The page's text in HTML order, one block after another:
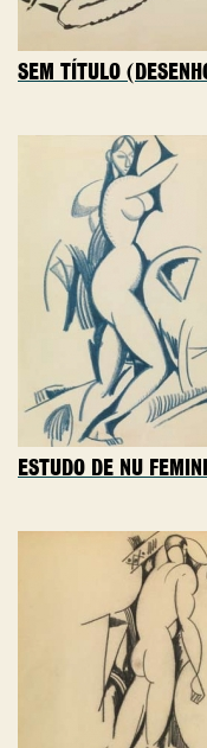
SEM TÍTULO
ESTUDO DE NU